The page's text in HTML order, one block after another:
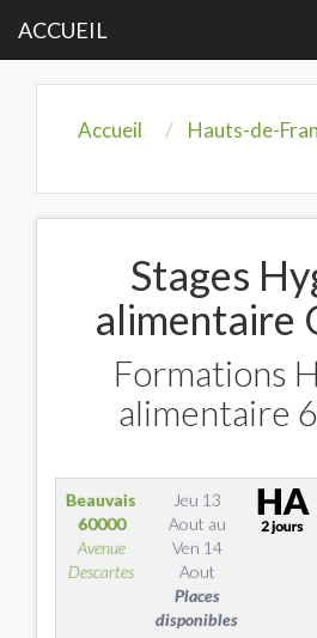
ACCUEIL
Accueil Hauts-de-
Stages
alimentaire
Formations
alimentaire
Beauvais
60000
Avenue
Descartes
Jeu 13
Aout au
Ven 14
Aout
Places
disponibles